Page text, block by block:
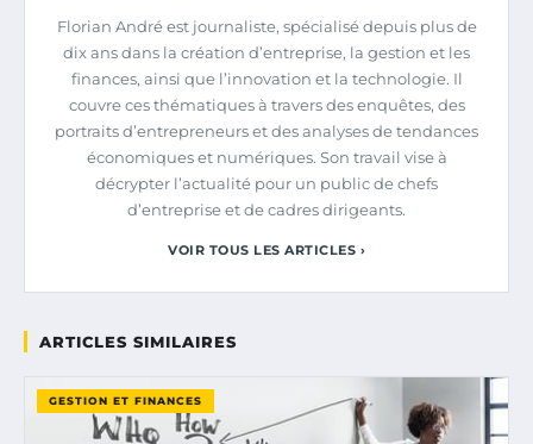
Florian André est journaliste, spécialisé depuis plus de
dix ans dans la création d’entreprise, la gestion et les
finances, ainsi que l’innovation et la technologie. Il
couvre ces thématiques à travers des enquêtes, des
portraits d’entrepreneurs et des analyses de tendances
économiques et numériques. Son travail vise à
décrypter l’actualité pour un public de chefs
d’entreprise et de cadres dirigeants.
VOIR TOUS LES ARTICLES ›
ARTICLES SIMILAIRES
GESTION ET FINANCES